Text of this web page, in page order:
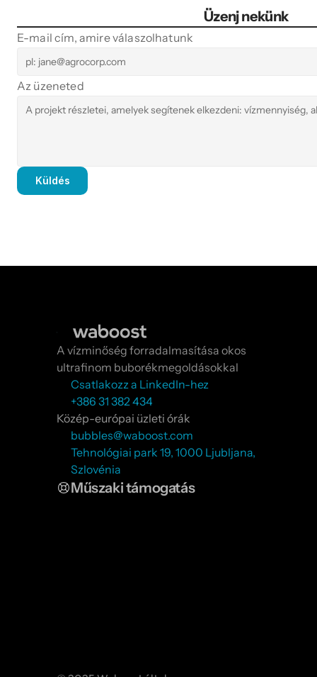
koncentrációban káros
Üzenj nekünk
E-mail cím, amire válaszolhatunk
Az üzeneted
Küldés
A vízminőség forradalmasítása okos
ultrafinom buborékmegoldásokkal
Csatlakozz a LinkedIn-hez
+386 31 382 434
Közép-európai üzleti órák
bubbles@waboost.com
Tehnológiai park 19, 1000 Ljubljana,
Szlovénia
Műszaki támogatás